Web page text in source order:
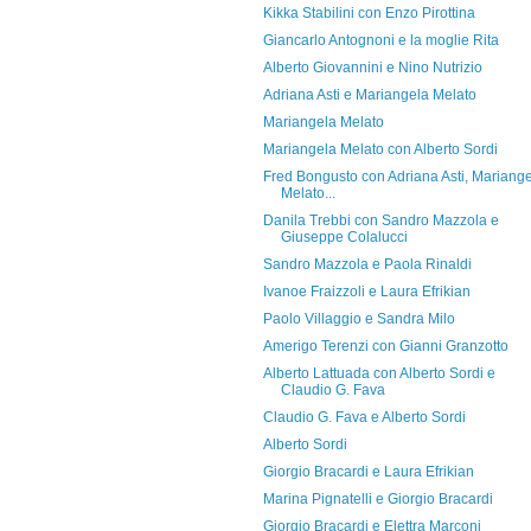
Kikka Stabilini con Enzo Pirottina
Giancarlo Antognoni e la moglie Rita
Alberto Giovannini e Nino Nutrizio
Adriana Asti e Mariangela Melato
Mariangela Melato
Mariangela Melato con Alberto Sordi
Fred Bongusto con Adriana Asti,
Melato...
Danila Trebbi con Sandro Mazzola e
Giuseppe Colalucci
Sandro Mazzola e Paola Rinaldi
Ivanoe Fraizzoli e Laura Efrikian
Paolo Villaggio e Sandra Milo
Amerigo Terenzi con Gianni Granzotto
Alberto Lattuada con Alberto Sordi e
Claudio G. Fava
Claudio G. Fava e Alberto Sordi
Alberto Sordi
Giorgio Bracardi e Laura Efrikian
Marina Pignatelli e Giorgio Bracardi
Giorgio Bracardi e Elettra Marconi